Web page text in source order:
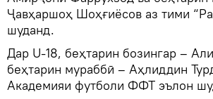
Ҷавҳаршоҳ Шоҳғиёсов аз тими
шуданд.
Дар U-18, беҳтарин бозингар –
беҳтарин мураббӣ – Аҳлиддин
Академияи футболи ФФТ эълон